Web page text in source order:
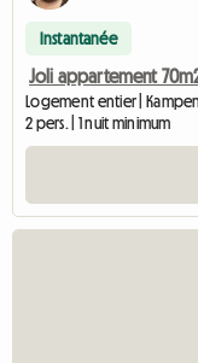
Instantanée
Joli appartement
Logement entier |
2 pers. | 1 nuit minimum